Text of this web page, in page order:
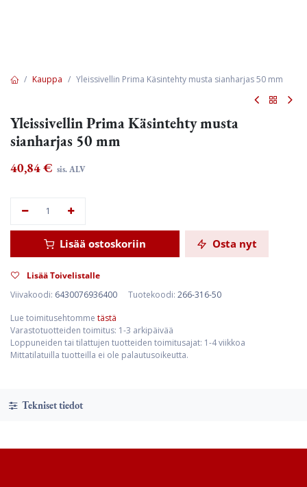
Kauppa Yleissivellin Prima Käsintehty musta sianharjas 50 mm
Yleissivellin Prima Käsintehty musta
sianharjas 50 mm
40,84€ sis. ALV
Lisää ostoskoriin Osta nyt
Lisää Toivelistalle
Viivakoodi: 6430076936400 Tuotekoodi: 266-316-50
Lue toimitusehtomme tästä
Varastotuotteiden toimitus: 1-3 arkipäivää
Loppuneiden tai tilattujen tuotteiden toimitusajat: 1-4 viikkoa
Mittatilatuilla tuotteilla ei ole palautusoikeutta.
Tekniset tiedot